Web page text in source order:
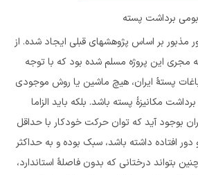
برداشت پسته
مذبور بر اساس پژوهشهای قبلی ایجاد شده. از
مجری این پروژه مسلم شده بود که با توجه
پستۀ ایران، هیچ ماشین یا روش موجودی
مکانیزۀ پسته باشد. بلکه باید الزاما
بوجود آید که توان حرکت خودکار با حداقل
دور افتاده داشته باشد، سبک بوده و به حداکثر
بتواند درختانی که بدون فاصلۀ استاندارد،